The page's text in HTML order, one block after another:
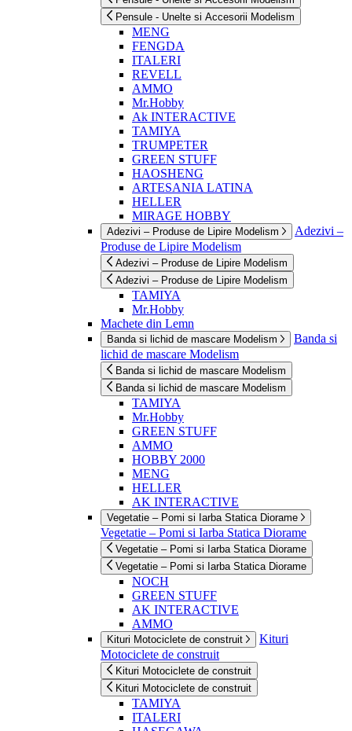
Pensule - Unelte si Accesorii Modelism
MENG
FENGDA
ITALERI
REVELL
AMMO
Mr.Hobby
Ak INTERACTIVE
TAMIYA
TRUMPETER
GREEN STUFF
HAOSHENG
ARTESANIA LATINA
HELLER
MIRAGE HOBBY
Adezivi – Produse de Lipire Modelism
Adezivi –
Produse de Lipire Modelism
Adezivi – Produse de Lipire Modelism
Adezivi – Produse de Lipire Modelism
TAMIYA
Mr.Hobby
Machete din Lemn
Banda si lichid de mascare Modelism
Banda si
lichid de mascare Modelism
Banda si lichid de mascare Modelism
Banda si lichid de mascare Modelism
TAMIYA
Mr.Hobby
GREEN STUFF
AMMO
HOBBY 2000
MENG
HELLER
AK INTERACTIVE
Vegetatie – Pomi si Iarba Statica Diorame
Vegetatie – Pomi si Iarba Statica Diorame
Vegetatie – Pomi si Iarba Statica Diorame
Vegetatie – Pomi si Iarba Statica Diorame
NOCH
GREEN STUFF
AK INTERACTIVE
AMMO
Kituri Motociclete de construit
Kituri
Motociclete de construit
Kituri Motociclete de construit
Kituri Motociclete de construit
TAMIYA
ITALERI